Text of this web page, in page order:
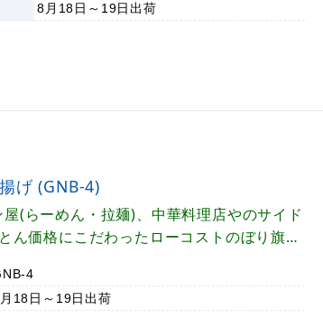
8月18日～19日出荷
げ (GNB-4)
(らーめん・拉麺)、中華料理店やのサイド
ん価格にこだわったローコストのぼり旗！
4
18日～19日出荷